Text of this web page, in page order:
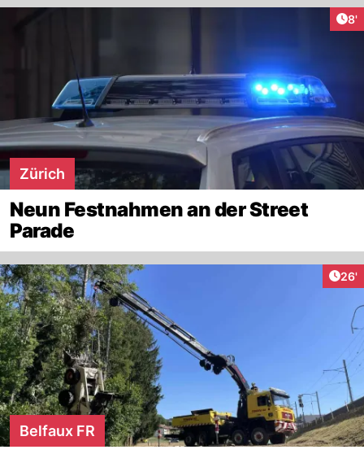
8'
Zürich
Neun Festnahmen an der Street
Parade
26'
Belfaux FR